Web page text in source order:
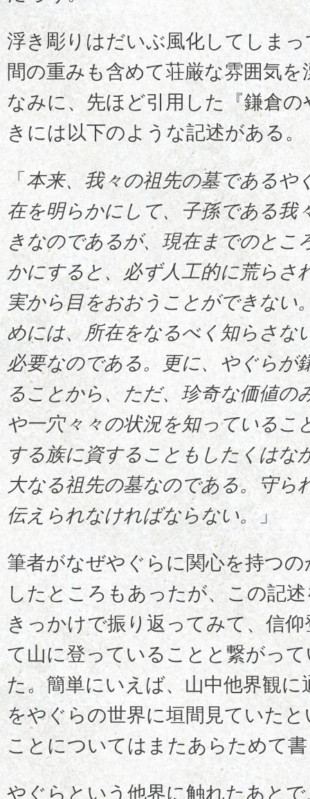
浮き彫りはだいぶ風化してしま
間の重みも含めて荘厳な雰囲気
なみに、先ほど引用した『鎌倉
きには以下のような記述がある。
「本来、我々の祖先の墓であるや
在を明らかにして、子孫である我
きなのであるが、現在までのとこ
かにすると、必ず人工的に荒らさ
実から目をおおうことができない
めには、所在をなるべく知らさな
必要なのである。更に、やぐらが
ることから、ただ、珍奇な価値の
や一穴々々の状況を知っているこ
する族に資することもしたくはな
大なる祖先の墓なのである。守ら
伝えられなければならない。 」
筆者がなぜやぐらに関心を持つ
したところもあったが、この記
きっかけで振り返ってみて、信
て山に登っていることと繋がっ
た。簡単にいえば、山中他界観
をやぐらの世界に垣間見ていた
ことについてはまたあらためて
やぐらという他界に触れたあと